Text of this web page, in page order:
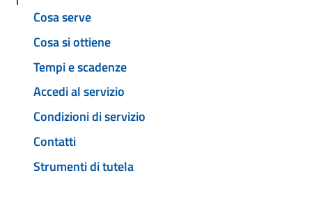
Cosa serve
Cosa si ottiene
Tempi e scadenze
Accedi al servizio
Condizioni di servizio
Contatti
Strumenti di tutela